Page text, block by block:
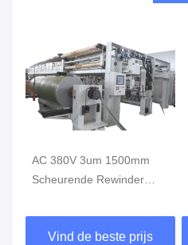
AC 380V 3um 1500mm
Scheurende Rewinder
die Machine scheuren
Vind de beste prijs